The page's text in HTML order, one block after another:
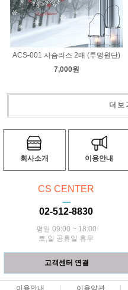
ACS-001 사슴리스 2매 (투명원단)
7,000원
더보
회사소개 이용안내
CS CENTER
ㅡ
02-512-8830
평일 09:00 ~ 18:00
토,일 공휴일 휴무
고객센터 연결
이용안내 이용약관